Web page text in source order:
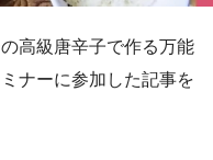
高級唐辛子で作る万能
ナーに参加した記事を